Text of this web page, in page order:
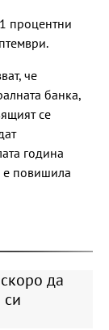
процентни
че
банка,
се
година
е повишила
да
си